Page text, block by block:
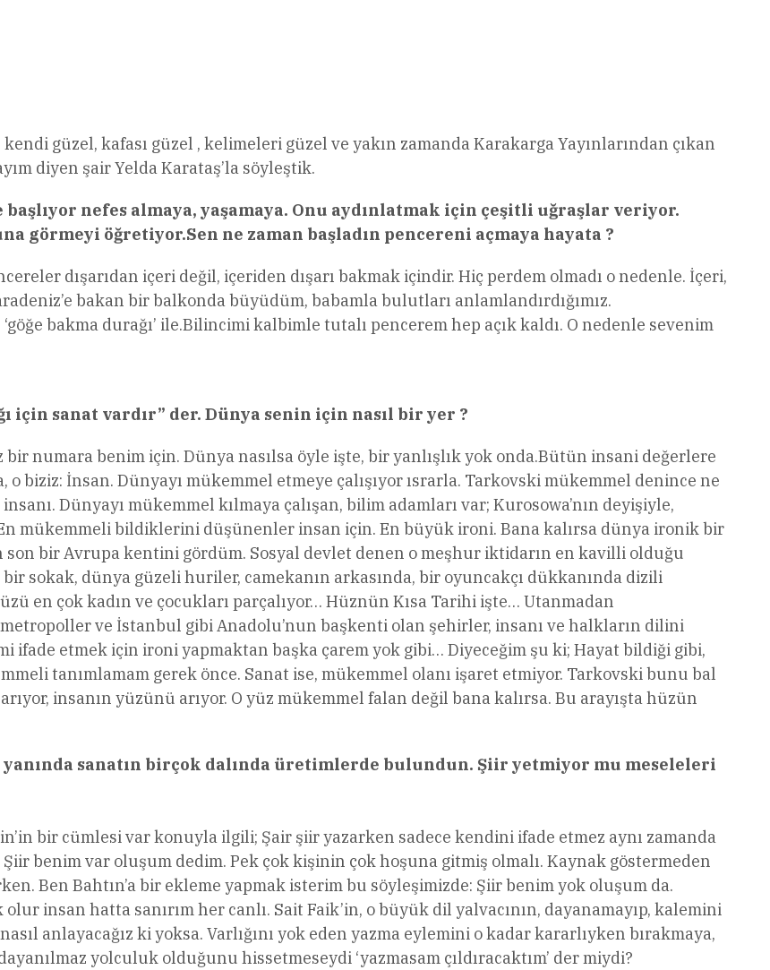
güzel, kafası güzel , kelimeleri güzel ve yakın zamanda Karakarga Yayınlarından çıkan
diyen şair Yelda Karataş’la söyleştik.
nefes almaya, yaşamaya. Onu aydınlatmak için çeşitli uğraşlar veriyor.
görmeyi öğretiyor.Sen ne zaman başladın pencereni açmaya hayata ?
dışarıdan içeri değil, içeriden dışarı bakmak içindir. Hiç perdem olmadı o nedenle. İçeri,
bakan bir balkonda büyüdüm, babamla bulutları anlamlandırdığımız.
bakma durağı’ ile.Bilincimi kalbimle tutalı pencerem hep açık kaldı. O nedenle sevenim
için sanat vardır” der. Dünya senin için nasıl bir yer ?
bir numara benim için. Dünya nasılsa öyle işte, bir yanlışlık yok onda.Bütün insani değerlere
biziz: İnsan. Dünyayı mükemmel etmeye çalışıyor ısrarla. Tarkovski mükemmel denince ne
Dünyayı mükemmel kılmaya çalışan, bilim adamları var; Kurosowa’nın deyişiyle,
mükemmeli bildiklerini düşünenler insan için. En büyük ironi. Bana kalırsa dünya ironik bir
bir Avrupa kentini gördüm. Sosyal devlet denen o meşhur iktidarın en kavilli olduğu
sokak, dünya güzeli huriler, camekanın arkasında, bir oyuncakçı dükkanında dizili
en çok kadın ve çocukları parçalıyor… Hüznün Kısa Tarihi işte… Utanmadan
ve İstanbul gibi Anadolu’nun başkenti olan şehirler, insanı ve halkların dilini
ifade etmek için ironi yapmaktan başka çarem yok gibi… Diyeceğim şu ki; Hayat bildiği gibi,
tanımlamam gerek önce. Sanat ise, mükemmel olanı işaret etmiyor. Tarkovski bunu bal
insanın yüzünü arıyor. O yüz mükemmel falan değil bana kalırsa. Bu arayışta hüzün
yanında sanatın birçok dalında üretimlerde bulundun. Şiir yetmiyor mu meseleleri
bir cümlesi var konuyla ilgili; Şair şiir yazarken sadece kendini ifade etmez aynı zamanda
benim var oluşum dedim. Pek çok kişinin çok hoşuna gitmiş olmalı. Kaynak göstermeden
Ben Bahtın’a bir ekleme yapmak isterim bu söyleşimizde: Şiir benim yok oluşum da.
insan hatta sanırım her canlı. Sait Faik’in, o büyük dil yalvacının, dayanamayıp, kalemini
anlayacağız ki yoksa. Varlığını yok eden yazma eylemini o kadar kararlıyken bırakmaya,
yolculuk olduğunu hissetmeseydi ‘yazmasam çıldıracaktım’ der miydi?